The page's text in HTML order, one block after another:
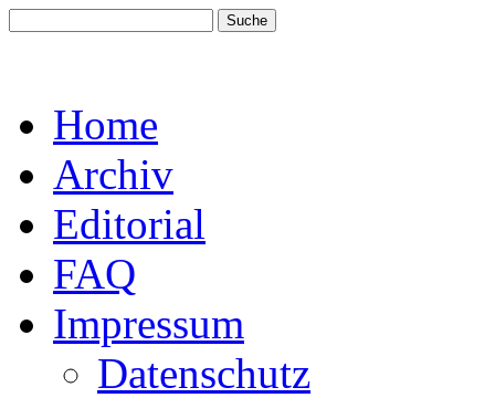
Home
Archiv
Editorial
FAQ
Impressum
Datenschutz